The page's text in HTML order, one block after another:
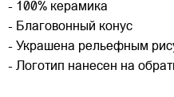
- 100% керамика
- Благовонный конус
- Украшена рельефным
- Логотип нанесен на